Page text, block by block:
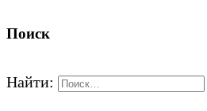
Поиск
Найти: